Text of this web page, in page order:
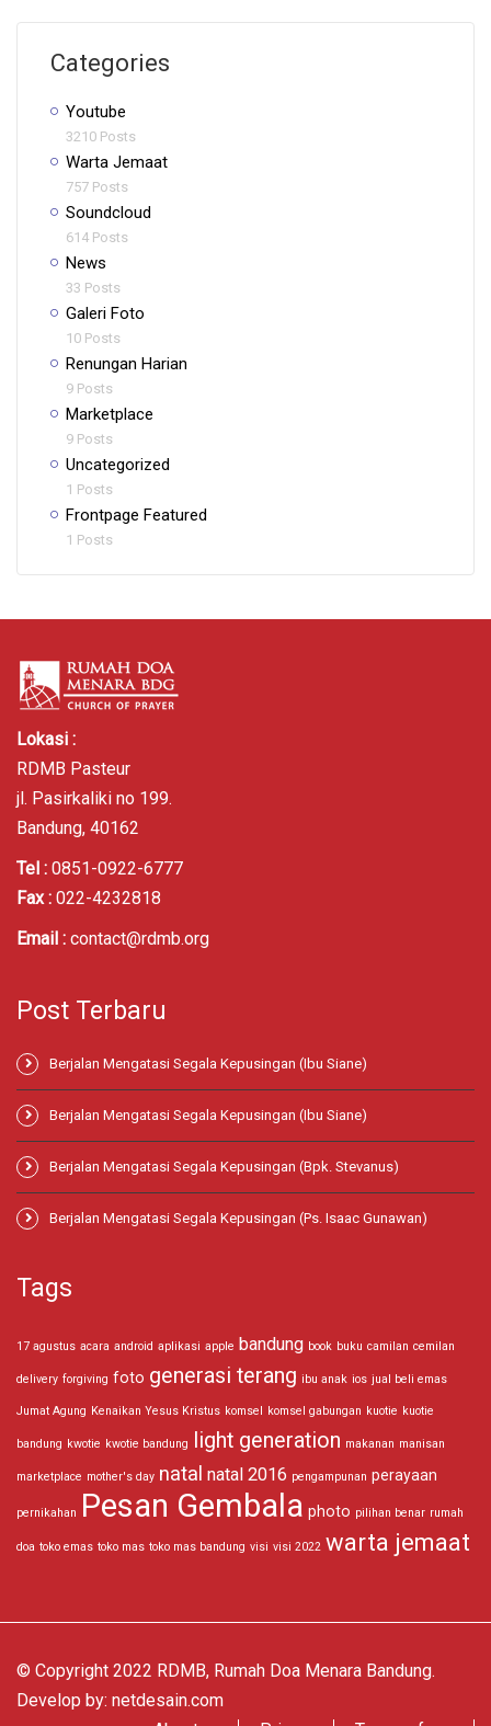
Categories
Youtube
3210 Posts
Warta Jemaat
757 Posts
Soundcloud
614 Posts
News
33 Posts
Galeri Foto
10 Posts
Renungan Harian
9 Posts
Marketplace
9 Posts
Uncategorized
1 Posts
Frontpage Featured
1 Posts
Lokasi :
RDMB Pasteur
jl. Pasirkaliki no 199.
Bandung, 40162
Tel : 0851-0922-6777
Fax : 022-4232818
Email : contact@rdmb.org
Post Terbaru
Berjalan Mengatasi Segala Kepusingan (Ibu Siane)
Berjalan Mengatasi Segala Kepusingan (Ibu Siane)
Berjalan Mengatasi Segala Kepusingan (Bpk. Stevanus)
Berjalan Mengatasi Segala Kepusingan (Ps. Isaac Gunawan)
Tags
17 agustus acara android aplikasi apple bandung book buku camilan cemilan
delivery forgiving foto generasi terang ibu anak ios jual beli emas
Jumat Agung Kenaikan Yesus Kristus komsel komsel gabungan kuotie kuotie
bandung kwotie kwotie bandung light generation makanan manisan
marketplace mother's day natal natal 2016 pengampunan perayaan
pernikahan Pesan Gembala photo pilihan benar rumah
doa toko emas toko mas toko mas bandung visi visi 2022 warta jemaat
© Copyright 2022 RDMB, Rumah Doa Menara Bandung.
Develop by: netdesain.com